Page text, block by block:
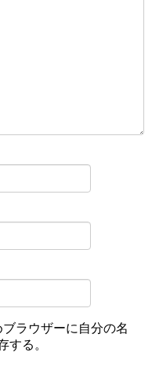
ラウザーに自分の名
する。